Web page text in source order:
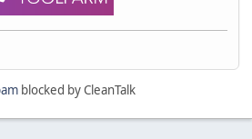
blocked by CleanTalk